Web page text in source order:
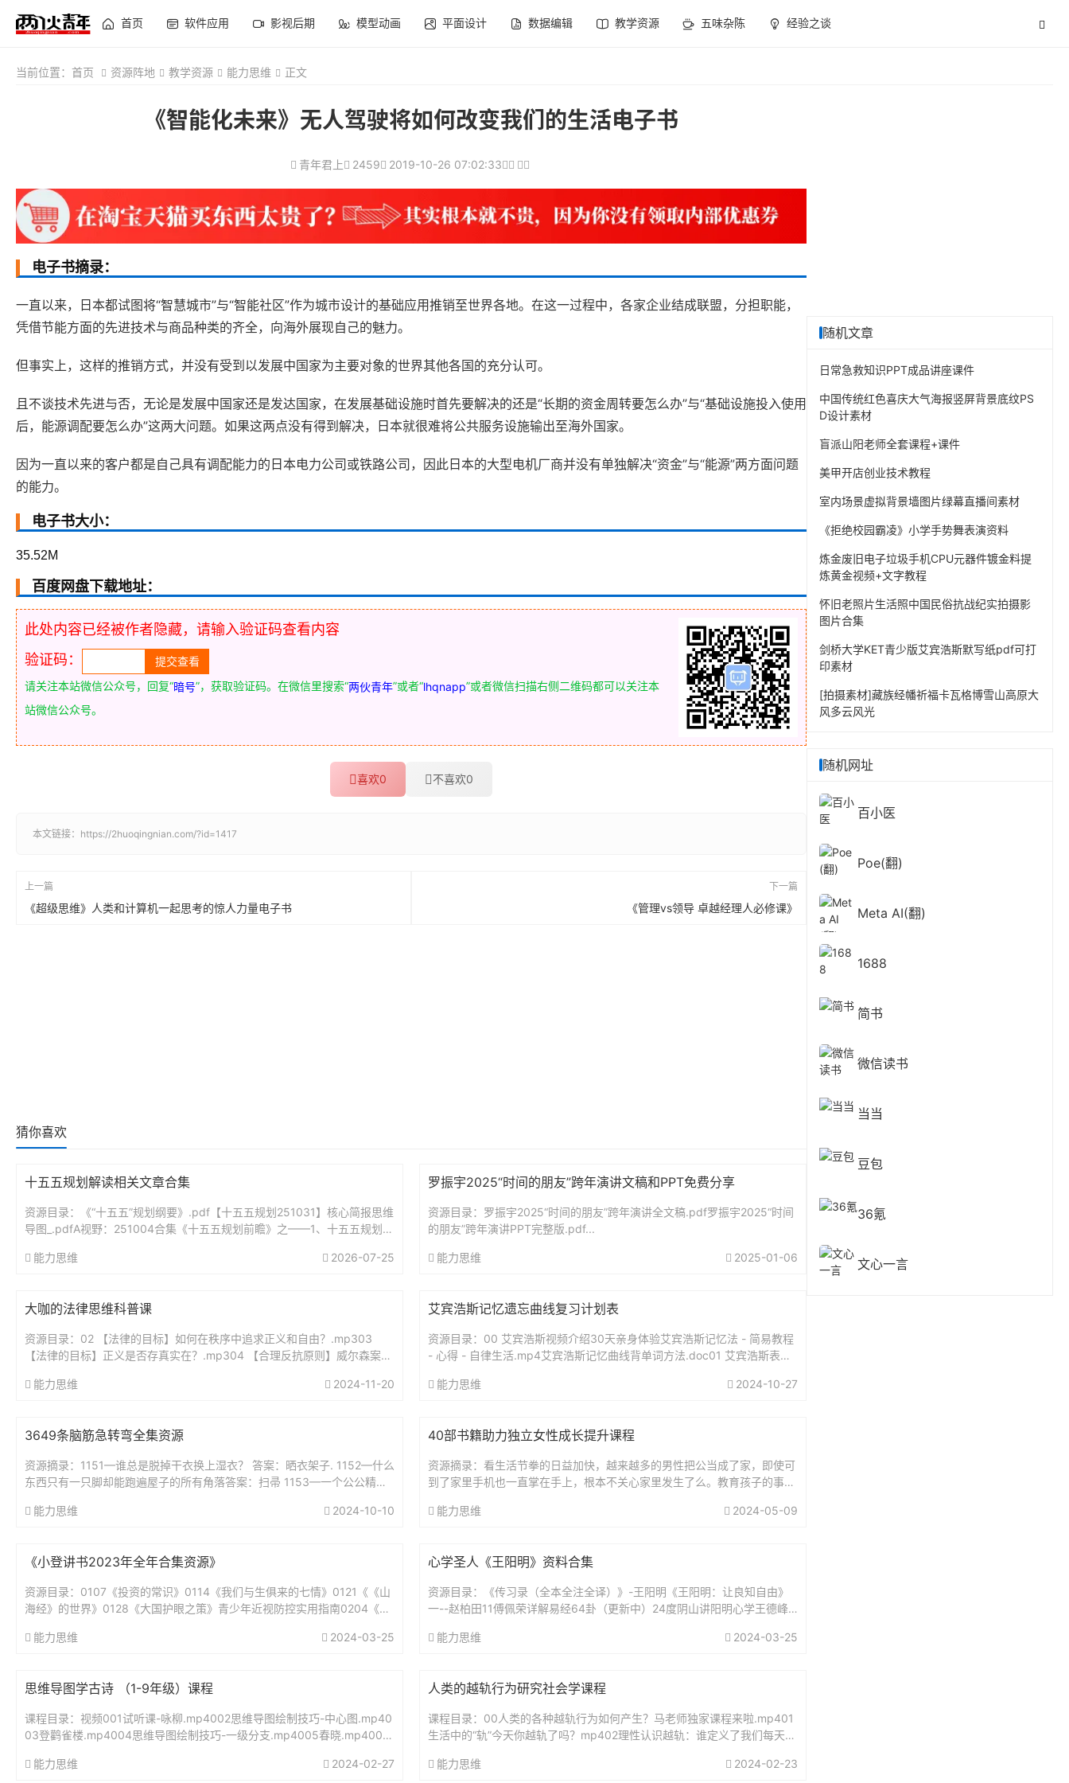
首页 软件应用 影视后期 模型动画 平面设计 数据编辑 教学资源 五味杂陈 经验之谈
当前位置： 首页 资源阵地 教学资源 能力思维 正文
《智能化未来》无人驾驶将如何改变我们的生活电子书
青年君上 2459 2019-10-26 07:02:33
电子书摘录：
一直以来，日本都试图将“智慧城市”与“智能社区”作为城市设计的基础应用推销至世界各地。在这一过程中，各家企业结成联盟，分担职能，
凭借节能方面的先进技术与商品种类的齐全，向海外展现自己的魅力。
但事实上，这样的推销方式，并没有受到以发展中国家为主要对象的世界其他各国的充分认可。
且不谈技术先进与否，无论是发展中国家还是发达国家，在发展基础设施时首先要解决的还是“长期的资金周转要怎么办”与“基础设施投入使用
后，能源调配要怎么办”这两大问题。如果这两点没有得到解决，日本就很难将公共服务设施输出至海外国家。
因为一直以来的客户都是自己具有调配能力的日本电力公司或铁路公司，因此日本的大型电机厂商并没有单独解决“资金”与“能源”两方面问题
的能力。
电子书大小：
35.52M
百度网盘下载地址：
此处内容已经被作者隐藏，请输入验证码查看内容
验证码：
请关注本站微信公众号，回复“暗号”，获取验证码。在微信里搜索“两伙青年”或者“lhqnapp”或者微信扫描右侧二维码都可以关注本
站微信公众号。
喜欢0 不喜欢0
本文链接： https://2huoqingnian.com/?id=1417
上一篇
《超级思维》人类和计算机一起思考的惊人力量电子书
下一篇
《管理vs领导 卓越经理人必修课》
猜你喜欢
十五五规划解读相关文章合集
资源目录：《“十五五”规划纲要》.pdf【十五五规划251031】核心简报思维
导图_.pdfA视野：251004合集《十五五规划前瞻》之——1、十五五规划前
能力思维
2026-07-25
罗振宇2025“时间的朋友”跨年演讲文稿和PPT免费分享
资源目录：罗振宇2025“时间的朋友”跨年演讲全文稿.pdf罗振宇2025“时间
的朋友”跨年演讲PPT完整版.pdf...
能力思维 2025-01-06
大咖的法律思维科普课
资源目录：02 【法律的目标】如何在秩序中追求正义和自由？.mp303
【法律的目标】正义是否存真实在？.mp304 【合理反抗原则】威尔森案：
能力思维
2024-11-20
艾宾浩斯记忆遗忘曲线复习计划表
资源目录：00 艾宾浩斯视频介绍30天亲身体验艾宾浩斯记忆法 - 简易教程
- 心得 - 自律生活.mp4艾宾浩斯记忆曲线背单词方法.doc01 艾宾浩斯表格
能力思维
2024-10-27
3649条脑筋急转弯全集资源
资源摘录：1151—谁总是脱掉干衣换上湿衣？ 答案：晒衣架子. 1152—什么
东西只有一只脚却能跑遍屋子的所有角落答案：扫帚 1153—一个公公精神
能力思维
2024-10-10
40部书籍助力独立女性成长提升课程
资源摘录：看生活节拳的日益加快，越来越多的男性把公当成了家，即使可
到了家里手机也一直掌在手上，根本不关心家里发生了么。教育孩子的事，
严...能力思维 2024-05-09
《小登讲书2023年全年合集资源》
资源目录：0107《投资的常识》0114《我们与生俱来的七情》0121《《山
海经》的世界》0128《大国护眼之策》青少年近视防控实用指南0204《像
能力思维
2024-03-25
心学圣人《王阳明》资料合集
资源目录：《传习录（全本全注全译）》-王阳明《王阳明：让良知自由》
一--赵柏田11傅佩荣详解易经64卦（更新中）24度阴山讲阳明心学王德峰
能力思维
2024-03-25
思维导图学古诗 （1-9年级）课程
课程目录：视频001试听课-咏柳.mp4002思维导图绘制技巧-中心图.mp40
03登鹳雀楼.mp4004思维导图绘制技巧-一级分支.mp4005春晓.mp4006
能力思维
2024-02-27
人类的越轨行为研究社会学课程
课程目录：00人类的各种越轨行为如何产生？马老师独家课程来啦.mp401
生活中的“轨”今天你越轨了吗？mp402理性认识越轨：谁定义了我们每天的
能力思维
2024-02-23
随机文章
日常急救知识PPT成品讲座课件
中国传统红色喜庆大气海报竖屏背景底纹PS
D设计素材
盲派山阳老师全套课程+课件
美甲开店创业技术教程
室内场景虚拟背景墙图片绿幕直播间素材
《拒绝校园霸凌》小学手势舞表演资料
炼金废旧电子垃圾手机CPU元器件镀金料提
炼黄金视频+文字教程
怀旧老照片生活照中国民俗抗战纪实拍摄影
图片合集
剑桥大学KET青少版艾宾浩斯默写纸pdf可打
印素材
[拍摄素材]藏族经幡祈福卡瓦格博雪山高原大
风多云风光
随机网址
百小医
Poe(翻)
Meta AI(翻)
1688
简书
微信读书
当当
豆包
36氪
文心一言